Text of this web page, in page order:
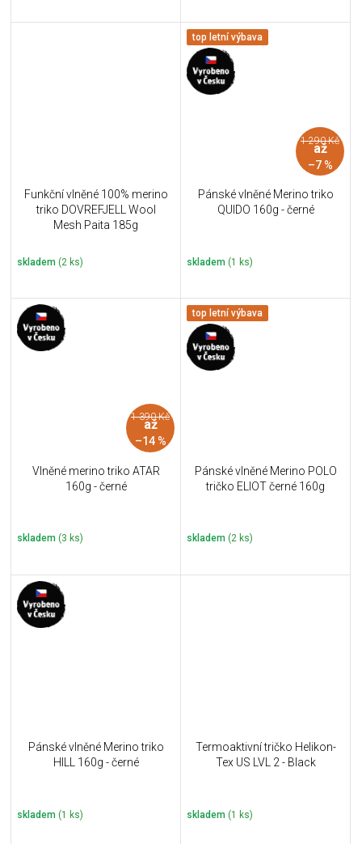
Funkční vlněné 100% merino
triko DOVREFJELL Wool
Mesh Paita 185g
skladem (2 ks)
top letní výbava
1 290 Kč
až
–7 %
Pánské vlněné Merino triko
QUIDO 160g - černé
skladem (1 ks)
1 390 Kč
až
–14 %
Vlněné merino triko ATAR
160g - černé
skladem (3 ks)
top letní výbava
Pánské vlněné Merino POLO
tričko ELIOT černé 160g
skladem (2 ks)
Pánské vlněné Merino triko
HILL 160g - černé
skladem (1 ks)
Termoaktivní tričko Helikon-
Tex US LVL 2 - Black
skladem (1 ks)